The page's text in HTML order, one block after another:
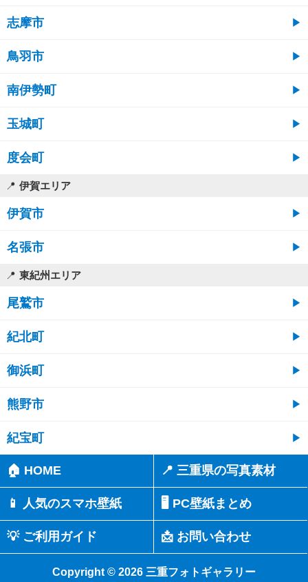
志摩市
鳥羽市
南伊勢町
玉城町
度会町
伊賀エリア
伊賀市
名張市
東紀州エリア
尾鷲市
紀北町
御浜町
熊野市
紀宝町
🏠 HOME 📍 三重県の写真素材
📱 人気のスマホ壁紙 🖥️ PC壁紙まとめ
💡 ご利用ガイド 📩 お問い合わせ
Copyright © 2026 三重フォトギャラリー